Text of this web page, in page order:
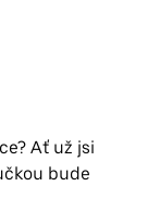
Ať už jsi
bude